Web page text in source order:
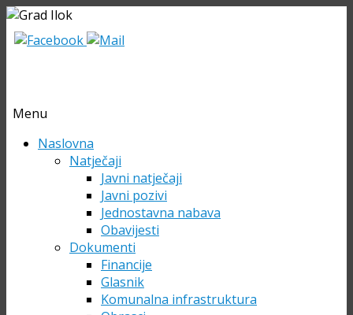
Menu
Skip Naslovna
Natječaji
Javni natječaji
Javni pozivi
Jednostavna nabava
Obavijesti
Dokumenti
Financije
Glasnik
Komunalna infrastruktura